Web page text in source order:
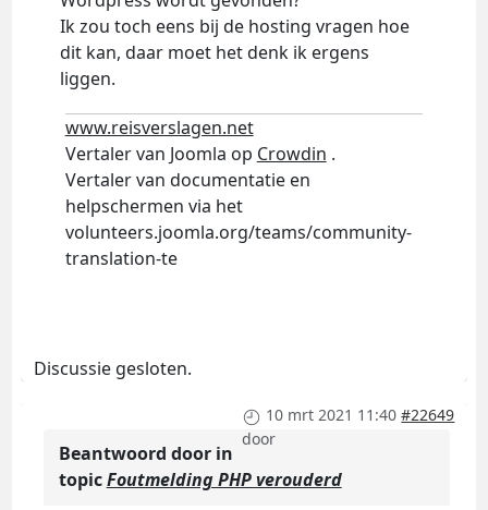
Ik zou toch eens bij de hosting vragen hoe
dit kan, daar moet het denk ik ergens
liggen.
www.reisverslagen.net
Vertaler van Joomla op Crowdin .
Vertaler van documentatie en
helpschermen via het
volunteers.joomla.org/teams/community-
translation-te
Discussie gesloten.
10 mrt 2021 11:40 #22649
door
Beantwoord door in
topicFoutmelding PHP verouderd